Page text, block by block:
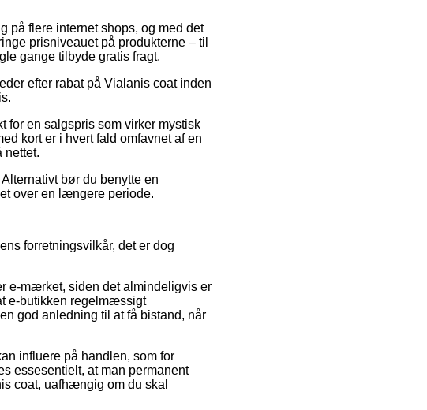
på flere internet shops, og med det
prisniveauet på produkterne – til
gange tilbyde gratis fragt.
efter rabat på Vialanis coat inden
for en salgspris som virker mystisk
kort er i hvert fald omfavnet af en
nettet.
bør du benytte en
over en længere periode.
forretningsvilkår, det er dog
e-mærket, siden det almindeligvis er
e-butikken regelmæssigt
god anledning til at få bistand, når
influere på handlen, som for
essesentielt, at man permanent
coat, uafhængig om du skal